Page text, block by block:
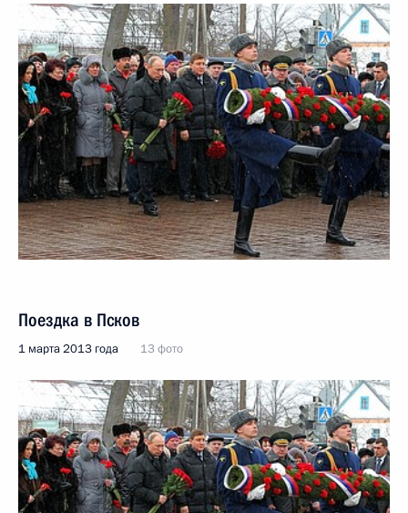
Поездка в Псков
1 марта 2013 года 13 фото